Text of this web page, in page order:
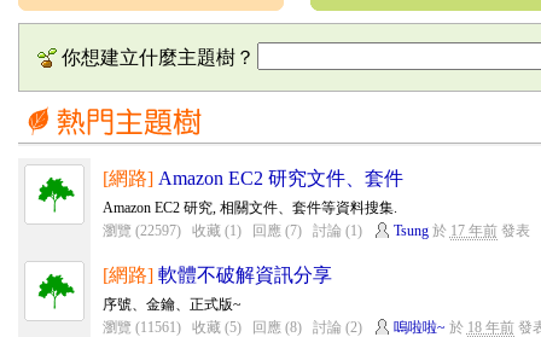
你想建立什麼主題樹？
[網路] Amazon EC2 研究文件、套件
Amazon EC2 研究, 相關文件、套件等資料搜集.
瀏覽 (22597)
收藏 (1) 回應 (7) 討論 (1) Tsung於 17 年前發表
[網路] 軟體不破解資訊分享
序號、金鑰、正式版~
瀏覽 (11561)
收藏 (5) 回應 (8) 討論 (2) 嗚啦啦~ 於 18 年前發